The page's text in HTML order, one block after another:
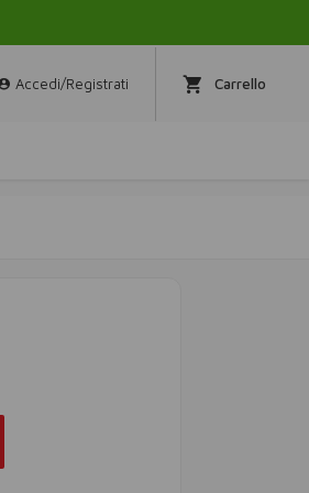
Accedi/Registrati Carrello